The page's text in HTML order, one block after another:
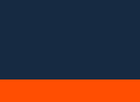
de recherche